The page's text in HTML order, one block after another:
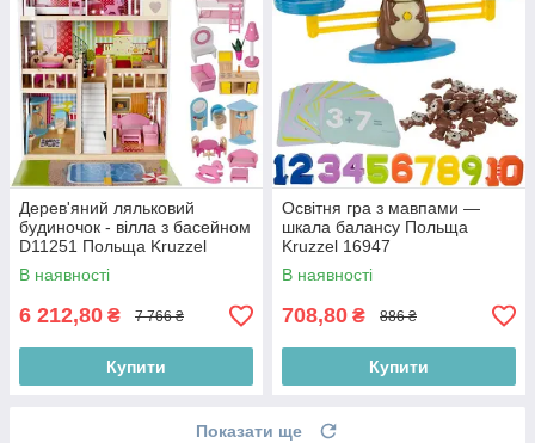
Дерев'яний ляльковий
будиночок - вілла з басейном
D11251 Польща Kruzzel
11251
В наявності
6 212,80 ₴ 7 766 ₴
Купити
Освітня гра з мавпами —
шкала балансу Польща
Kruzzel 16947
В наявності
708,80 ₴ 886 ₴
Купити
Показати ще